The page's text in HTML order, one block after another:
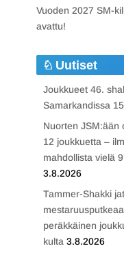
Vuoden 2027 SM-
avattu!
Uutiset
Joukkueet 46.
Samarkandissa
Nuorten JSM:ään
12 joukkuetta –
mahdollista vielä
3.8.2026
Tammer-Shakki
peräkkäinen
kulta 3.8.2026